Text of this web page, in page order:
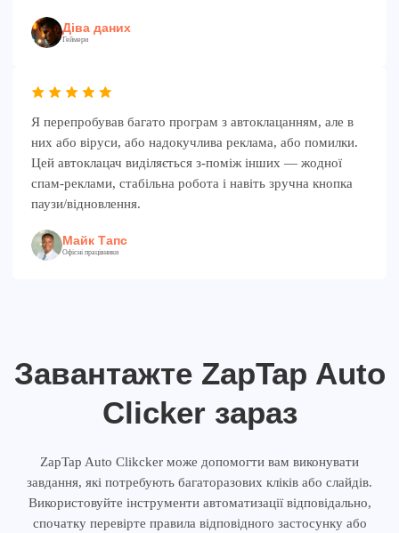
Діва даних
Геймери
Я перепробував багато програм з автоклацанням, але в
них або віруси, або надокучлива реклама, або помилки.
Цей автоклацач виділяється з-поміж інших — жодної
спам-реклами, стабільна робота і навіть зручна кнопка
паузи/відновлення.
Майк Тапс
Офісні працівники
Завантажте ZapTap Auto
Clicker зараз
ZapTap Auto Clikcker може допомогти вам виконувати
завдання, які потребують багаторазових кліків або слайдів.
Використовуйте інструменти автоматизації відповідально,
спочатку перевірте правила відповідного застосунку або